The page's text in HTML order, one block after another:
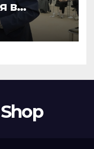
в